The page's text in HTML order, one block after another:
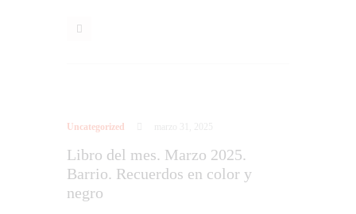
Uncategorized
Libro del mes. Marzo 2025.
Barrio. Recuerdos en color y
negro